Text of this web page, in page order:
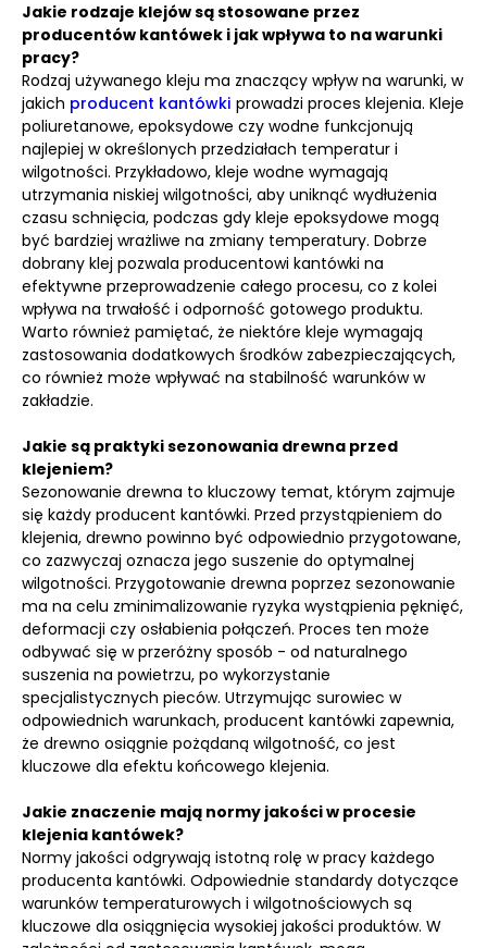
Jakie rodzaje klejów są stosowane przez
producentów kantówek i jak wpływa to na warunki
pracy?
Rodzaj używanego kleju ma znaczący wpływ na warunki, w
jakich producent kantówki prowadzi proces klejenia. Kleje
poliuretanowe, epoksydowe czy wodne funkcjonują
najlepiej w określonych przedziałach temperatur i
wilgotności. Przykładowo, kleje wodne wymagają
utrzymania niskiej wilgotności, aby uniknąć wydłużenia
czasu schnięcia, podczas gdy kleje epoksydowe mogą
być bardziej wrażliwe na zmiany temperatury. Dobrze
dobrany klej pozwala producentowi kantówki na
efektywne przeprowadzenie całego procesu, co z kolei
wpływa na trwałość i odporność gotowego produktu.
Warto również pamiętać, że niektóre kleje wymagają
zastosowania dodatkowych środków zabezpieczających,
co również może wpływać na stabilność warunków w
zakładzie.
Jakie są praktyki sezonowania drewna przed
klejeniem?
Sezonowanie drewna to kluczowy temat, którym zajmuje
się każdy producent kantówki. Przed przystąpieniem do
klejenia, drewno powinno być odpowiednio przygotowane,
co zazwyczaj oznacza jego suszenie do optymalnej
wilgotności. Przygotowanie drewna poprzez sezonowanie
ma na celu zminimalizowanie ryzyka wystąpienia pęknięć,
deformacji czy osłabienia połączeń. Proces ten może
odbywać się w przeróżny sposób - od naturalnego
suszenia na powietrzu, po wykorzystanie
specjalistycznych pieców. Utrzymując surowiec w
odpowiednich warunkach, producent kantówki zapewnia,
że drewno osiągnie pożądaną wilgotność, co jest
kluczowe dla efektu końcowego klejenia.
Jakie znaczenie mają normy jakości w procesie
klejenia kantówek?
Normy jakości odgrywają istotną rolę w pracy każdego
producenta kantówki. Odpowiednie standardy dotyczące
warunków temperaturowych i wilgotnościowych są
kluczowe dla osiągnięcia wysokiej jakości produktów. W